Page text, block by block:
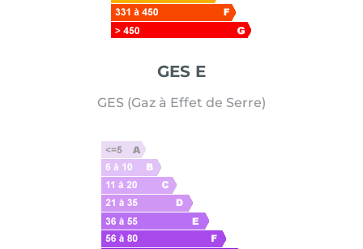
GES E
GES (Gaz à Effet de Serre)